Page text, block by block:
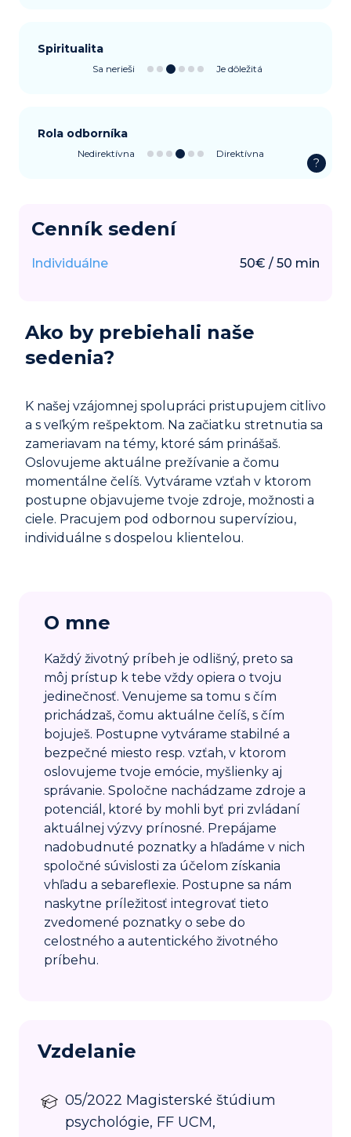
Spiritualita
Sa nerieši Je dôležitá
Rola odborníka
Nedirektívna Direktívna
?
Cenník sedení
Individuálne 50€ / 50 min
Ako by prebiehali naše
sedenia?
K našej vzájomnej spolupráci pristupujem citlivo
a s veľkým rešpektom. Na začiatku stretnutia sa
zameriavam na témy, ktoré sám prinášaš.
Oslovujeme aktuálne prežívanie a čomu
momentálne čelíš. Vytvárame vzťah v ktorom
postupne objavujeme tvoje zdroje, možnosti a
ciele. Pracujem pod odbornou supervíziou,
individuálne s dospelou klientelou.
O mne
Každý životný príbeh je odlišný, preto sa
môj prístup k tebe vždy opiera o tvoju
jedinečnosť. Venujeme sa tomu s čím
prichádzaš, čomu aktuálne čelíš, s čím
bojuješ. Postupne vytvárame stabilné a
bezpečné miesto resp. vzťah, v ktorom
oslovujeme tvoje emócie, myšlienky aj
správanie. Spoločne nachádzame zdroje a
potenciál, ktoré by mohli byť pri zvládaní
aktuálnej výzvy prínosné. Prepájame
nadobudnuté poznatky a hľadáme v nich
spoločné súvislosti za účelom získania
vhľadu a sebareflexie. Postupne sa nám
naskytne príležitosť integrovať tieto
zvedomené poznatky o sebe do
celostného a autentického životného
príbehu.
Vzdelanie
05/2022 Magisterské štúdium
psychológie, FF UCM,